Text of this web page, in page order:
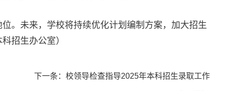
。未来，学校将持续优化计划编制方案，加大招生
招生办公室）
下一条： 校领导检查指导2025年本科招生录取工作